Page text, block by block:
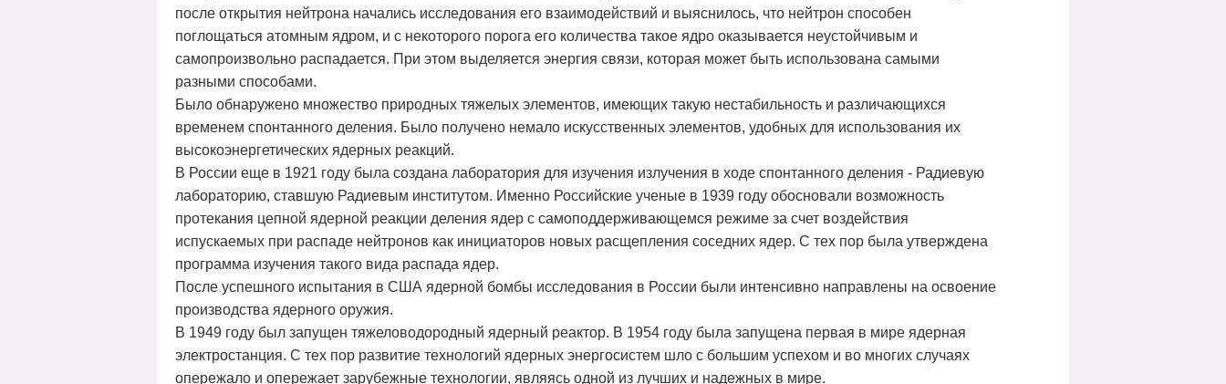
после открытия нейтрона начались исследования его взаимодействий и выяснилось, что нейтрон способен
поглощаться атомным ядром, и с некоторого порога его количества такое ядро оказывается неустойчивым и
самопроизвольно распадается. При этом выделяется энергия связи, которая может быть использована самыми
разными способами.
Было обнаружено множество природных тяжелых элементов, имеющих такую нестабильность и различающихся
временем спонтанного деления. Было получено немало искусственных элементов, удобных для использования их
высокоэнергетических ядерных реакций.
В России еще в 1921 году была создана лаборатория для изучения излучения в ходе спонтанного деления - Радиевую
лабораторию, ставшую Радиевым институтом. Именно Российские ученые в 1939 году обосновали возможность
протекания цепной ядерной реакции деления ядер с самоподдерживающемся режиме за счет воздействия
испускаемых при распаде нейтронов как инициаторов новых расщепления соседних ядер. С тех пор была утверждена
программа изучения такого вида распада ядер.
После успешного испытания в США ядерной бомбы исследования в России были интенсивно направлены на освоение
производства ядерного оружия.
В 1949 году был запущен тяжеловодородный ядерный реактор. В 1954 году была запущена первая в мире ядерная
электростанция. С тех пор развитие технологий ядерных энергосистем шло с большим успехом и во многих случаях
опережало и опережает зарубежные технологии, являясь одной из лучших и надежных в мире.